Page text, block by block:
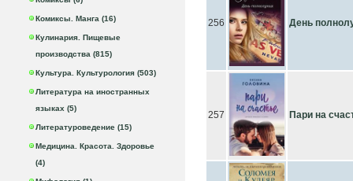
Комиксы. Манга (16)
Кулинария. Пищевые
производства (815)
Культура. Культурология (503)
Литература на иностранных
языках (5)
Литературоведение (15)
Медицина. Красота. Здоровье
(4)
256 День
257 Пари на